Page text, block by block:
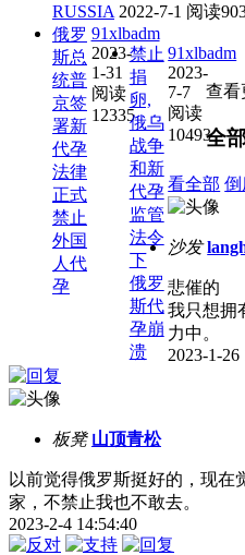
RUSSIA 2022-7-1 阅读
俄罗
斯总
统普
京签
署新
代孕
法律
正式
禁止
外国
人代
孕
91xlbadm
2023-
1-31
阅读
12335
禁止
捐
卵,
俄乌
战争
和新
代孕
监管
法令
下
俄罗
斯代
孕崩
溃
91xlbadm
2023-
7-7
阅读
10493
查看
全
看全部 倒
沙发
悲催的
我只想拥
力中。
2023-1-26
板凳 山顶青松
以前觉得俄罗斯挺好的，现在
家，不禁止我也不敢去。
2023-2-4 14:54:40